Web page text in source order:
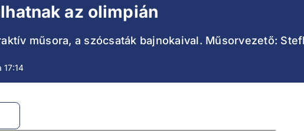
az olimpián
műsora, a szócsaták bajnokaival. Műsorvezető: